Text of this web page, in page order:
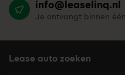
info@leaselinq.nl
Je ontvangt binnen
Lease auto zoeken